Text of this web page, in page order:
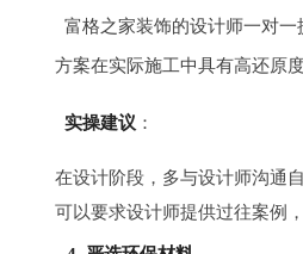
富格之家装饰的设计师一对
方案在实际施工中具有高还原
实操建议 ：
在设计阶段，多与设计师沟通
可以要求设计师提供过往案例